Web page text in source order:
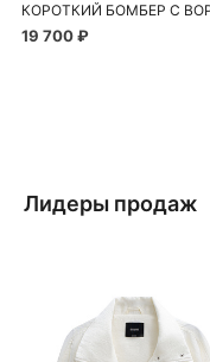
19 700 ₽
Лидеры продаж